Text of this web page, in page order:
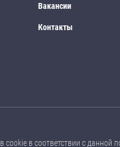
Вакансии
Контакты
в соответствии с данной